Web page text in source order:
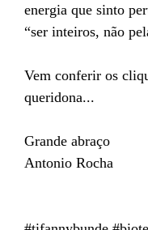
energia que sinto
“ser inteiros, não
Vem conferir os
queridona...
Grande abraço
Antonio Rocha